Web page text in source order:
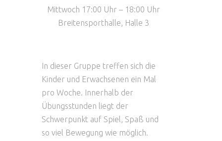
Mittwoch 17:00 Uhr – 18:00 Uhr
Breitensporthalle, Halle 3
In dieser Gruppe treffen sich die
Kinder und Erwachsenen ein Mal
pro Woche. Innerhalb der
Übungsstunden liegt der
Schwerpunkt auf Spiel, Spaß und
so viel Bewegung wie möglich.